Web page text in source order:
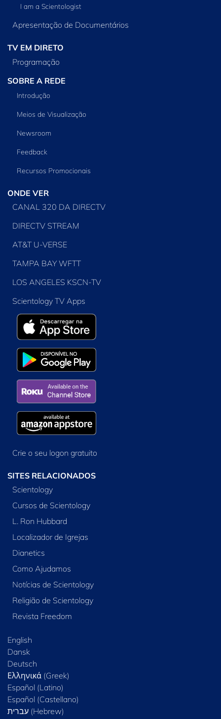
I am a Scientologist
Apresentação de Documentários
TV EM DIRETO
Programação
SOBRE A REDE
Introdução
Meios de Visualização
Newsroom
Feedback
Recursos Promocionais
ONDE VER
CANAL 320 DA DIRECTV
DIRECTV STREAM
AT&T U-VERSE
TAMPA BAY WFTT
LOS ANGELES KSCN-TV
Scientology TV Apps
Crie o seu logon gratuito
SITES RELACIONADOS
Scientology
Cursos de Scientology
L. Ron Hubbard
Localizador de Igrejas
Dianetics
Como Ajudamos
Notícias de Scientology
Religião de Scientology
Revista Freedom
English
Dansk
Deutsch
Ελληνικά (Greek)
Español (Latino)
Español (Castellano)